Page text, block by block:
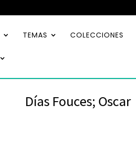
TEMAS COLECCIONES
Días Fouces; Oscar